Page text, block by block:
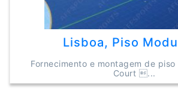
Lisboa, Piso
Fornecimento e montagem de
Court ...